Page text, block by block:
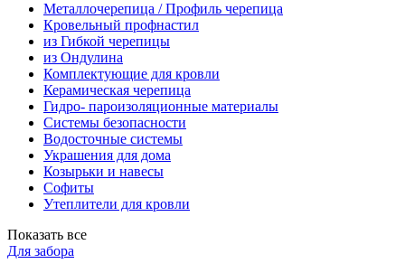
Металлочерепица / Профиль черепица
Кровельный профнастил
из Гибкой черепицы
из Ондулина
Комплектующие для кровли
Керамическая черепица
Гидро- пароизоляционные материалы
Системы безопасности
Водосточные системы
Украшения для дома
Козырьки и навесы
Софиты
Утеплители для кровли
Показать все
Для забора